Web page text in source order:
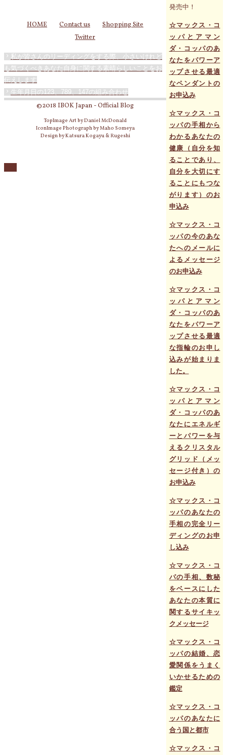
発売中！
☆マックス・コ
ッパとアマン
ダ・コッパのあ
なたをパワーア
ップさせる最適
なペンダントの
お申込み
☆マックス・コ
ッパの手相から
わかるあなたの
健康（自分を知
ることであり、
自分を大切にす
ることにもつな
がります）のお
申込み
☆マックス・コ
ッパの今のあな
たへのメールに
よるメッセージ
のお申込み
☆マックス・コ
ッパとアマン
ダ・コッパのあ
なたをパワーア
ップさせる最適
な指輪のお申し
込みが始まりま
した。
☆マックス・コ
ッパとアマン
ダ・コッパのあ
なたにエネルギ
ーとパワーを与
えるクリスタル
グリッド（メッ
セージ付き）の
お申込み
☆マックス・コ
ッパのあなたの
手相の完全リー
ディングのお申
し込み
☆マックス・コ
パの手相、数秘
をベースにした
あなたの本質に
関するサイキッ
クメッセージ
☆マックス・コ
ッパの結婚、恋
愛関係をうまく
いかせるための
鑑定
☆マックス・コ
ッパのあなたに
合う国と都市
☆マックス・コ
HOME Contact us
Shopping Site
Twitter
私が皆さんのリーディングをする際、小さいけれど
も気づくべきあなた自身に関する素晴らしいことをお
伝えします
生年月日の123、789、147の組み合わせ
©2018 IBOK Japan - Official Blog
TopImage Art by Daniel McDonald
IconImage Photograph by Maho Someya
Design by Katsura Kogayu & Rugeshi